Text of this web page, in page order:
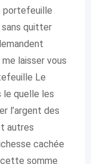
portefeuille
sans quitter
laisser vous
Le
le quelle les
l’argent des
autres
cachée
somme